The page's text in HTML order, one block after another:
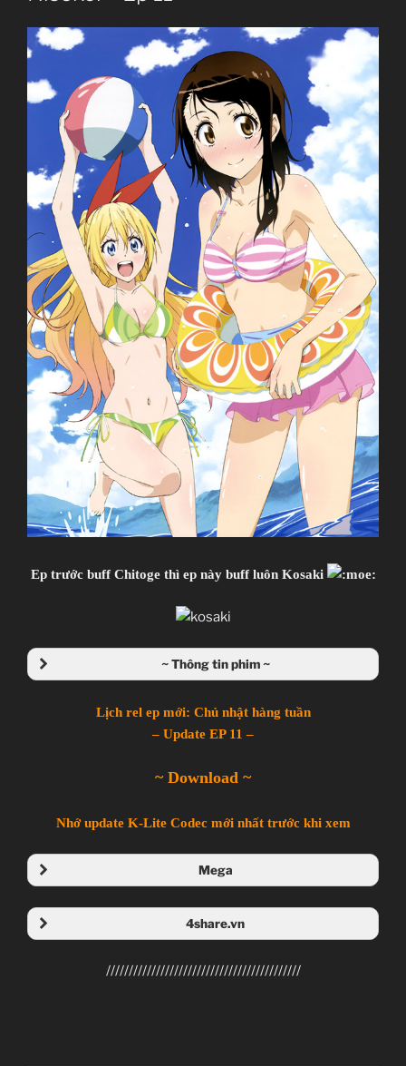
Ep trước buff Chitoge thì ep này buff luôn Kosaki
~ Thông tin phim ~
Lịch rel ep mới: Chủ nhật hàng tuần
– Update EP 11 –
~ Download ~
Nhớ update K-Lite Codec mới nhất trước khi xem
Mega
4share.vn
///////////////////////////////////////////